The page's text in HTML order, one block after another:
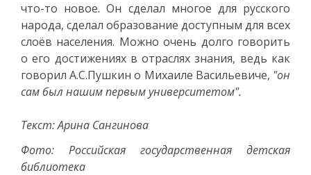
что-то новое. Он сделал многое для русского
народа, сделал образование доступным для всех
слоёв населения. Можно очень долго говорить
о его достижениях в отраслях знания, ведь как
говорил А.С.Пушкин о Михаиле Васильевиче, "он
сам был нашим первым университетом".
Текст: Арина Сангинова
Фото: Российская государственная детская
библиотека